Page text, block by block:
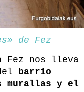
de Fez
Fez nos lleva
barrio
murallas y el